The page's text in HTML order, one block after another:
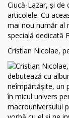
Cristian Nicolae,